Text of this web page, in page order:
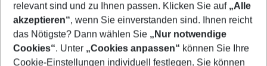
Show more filter
relevant sind und zu Ihnen passen. Klicken Sie auf „Alle
akzeptieren“, wenn Sie einverstanden sind. Ihnen reicht
das Nötigste? Dann wählen Sie „Nur notwendige
Cookies“. Unter „Cookies anpassen“ können Sie Ihre
Cookie-Einstellungen individuell festlegen. Sie können